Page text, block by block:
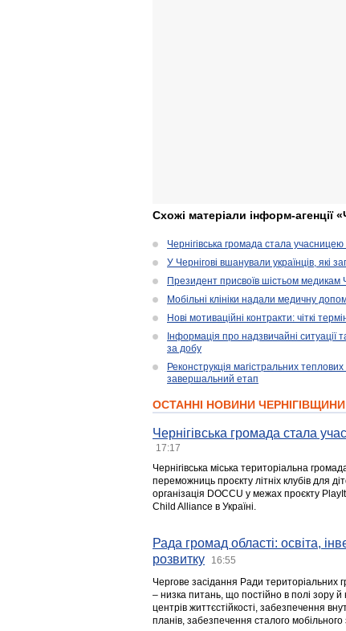
Схожі матеріали інформ-агенції
Чернігівська громада стала
У Чернігові вшанували українців, які
Президент присвоїв шістьом медикам
Мобільні клініки надали медичну
Нові мотиваційні контракти: чіткі
Інформація про надзвичайні ситуації
за добу
Реконструкція магістральних
завершальний етап
ОСТАННІ НОВИНИ ЧЕРНІГІВЩИНИ
Чернігівська громада стала
17:17
Чернігівська міська територіальна
переможниць проєкту літніх клубів для
організація DOCCU у межах проєкту
Child Alliance в Україні.
Рада громад області: освіта,
розвитку
16:55
Чергове засідання Ради територіальних
– низка питань, що постійно в полі зору
центрів життєстійкості, забезпечення
планів, забезпечення сталого мобільного